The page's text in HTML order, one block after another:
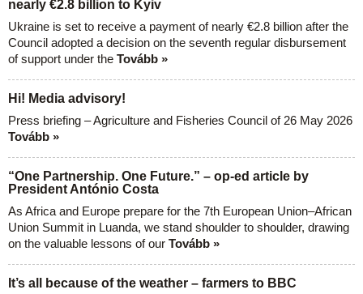
nearly €2.8 billion to Kyiv
Ukraine is set to receive a payment of nearly €2.8 billion after the
Council adopted a decision on the seventh regular disbursement
of support under the Tovább »
Hi! Media advisory!
Press briefing – Agriculture and Fisheries Council of 26 May 2026
Tovább »
“One Partnership. One Future.” – op-ed article by
President António Costa
As Africa and Europe prepare for the 7th European Union–African
Union Summit in Luanda, we stand shoulder to shoulder, drawing
on the valuable lessons of our Tovább »
It’s all because of the weather – farmers to BBC